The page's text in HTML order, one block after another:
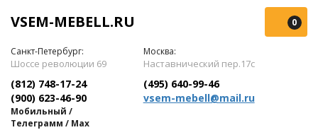
0
VSEM-MEBELL.RU
Санкт-Петербург:
Шоссе революции 69
(812) 748-17-24
(900) 623-46-90
Мобильный /
Телеграмм / Max
Москва:
Наставнический пер.17с
(495) 640-99-46
vsem-mebell@mail.ru